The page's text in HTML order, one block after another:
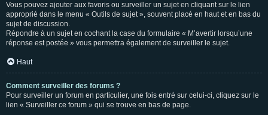
Vous pouvez ajouter aux favoris ou surveiller un sujet en cliquant sur le lien
approprié dans le menu « Outils de sujet », souvent placé en haut et en bas du
sujet de discussion.
Répondre à un sujet en cochant la case du formulaire « M’avertir lorsqu’une
réponse est postée » vous permettra également de surveiller le sujet.
Haut
Comment surveiller des forums ?
Pour surveiller un forum en particulier, une fois entré sur celui-ci, cliquez sur le
lien « Surveiller ce forum » qui se trouve en bas de page.